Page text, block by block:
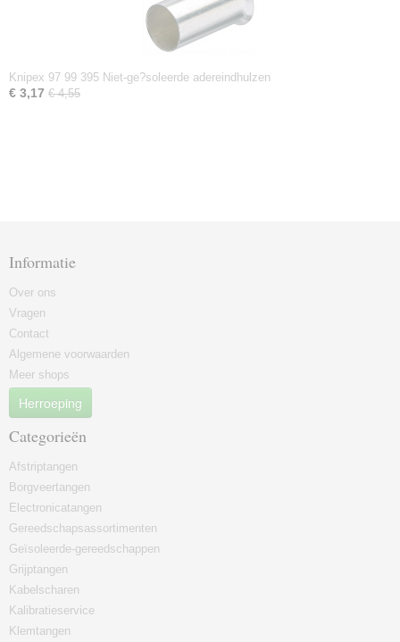
Knipex 97 99 395 Niet-ge?soleerde adereindhulzen
€ 3,17 € 4,55
Informatie
Over ons
Vragen
Contact
Algemene voorwaarden
Meer shops
Herroeping
Categorieën
Afstriptangen
Borgveertangen
Electronicatangen
Gereedschapsassortimenten
Geïsoleerde-gereedschappen
Grijptangen
Kabelscharen
Kalibratieservice
Klemtangen